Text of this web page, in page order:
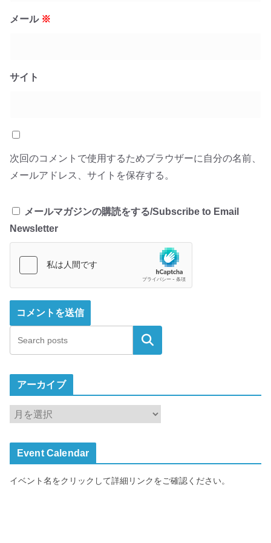
メール ※
サイト
次回のコメントで使用するためブラウザーに自分の名前、
メールアドレス、サイトを保存する。
メールマガジンの購読をする/Subscribe to Email
Newsletter
検索
アーカイブ
ア
カ
Event Calendar
イベント名をクリックして詳細リンクをご確認ください。